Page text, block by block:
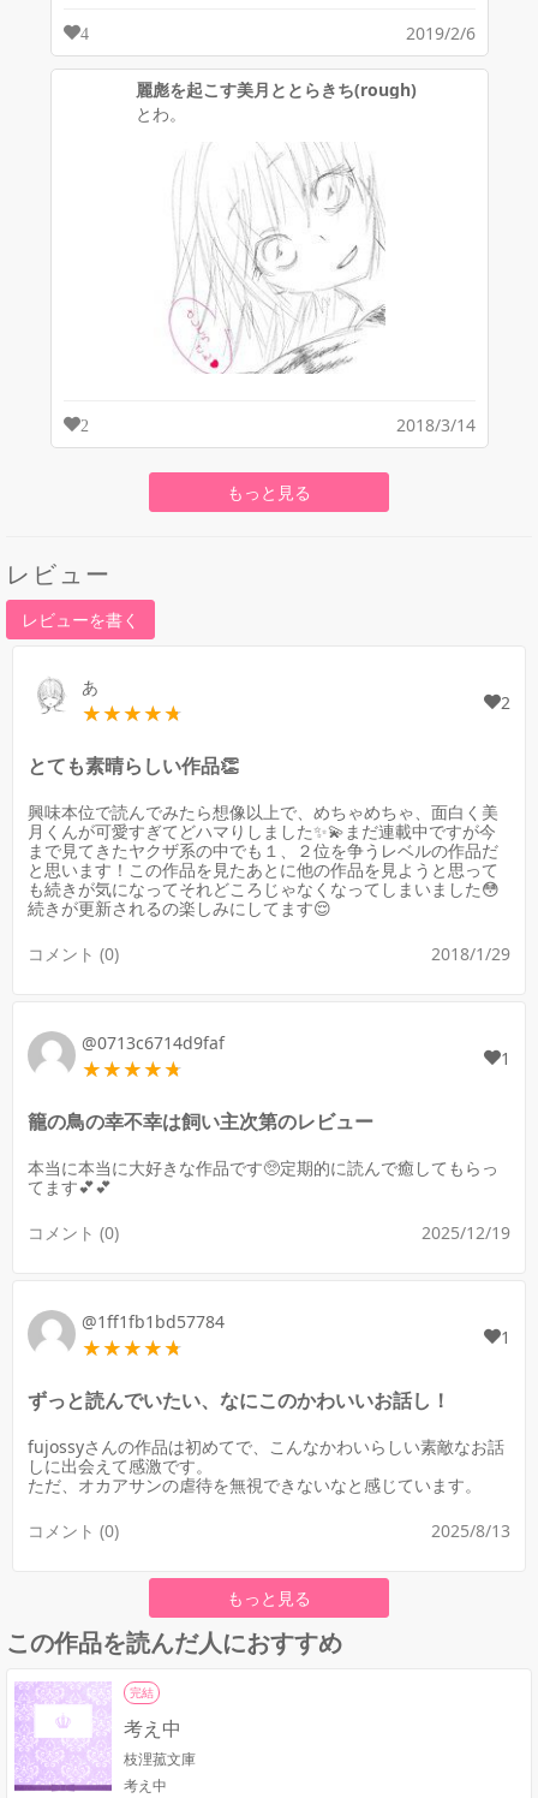
4 2019/2/6
麗彪を起こす美月ととらきち(rough)
とわ。
2 2018/3/14
もっと見る
レビュー
レビューを書く
あ
2
とても素晴らしい作品👏
興味本位で読んでみたら想像以上で、めちゃめちゃ、面白く美
月くんが可愛すぎてどハマりしました✨💫まだ連載中ですが今
まで見てきたヤクザ系の中でも１、２位を争うレベルの作品だ
と思います！この作品を見たあとに他の作品を見ようと思って
も続きが気になってそれどころじゃなくなってしまいました😳
続きが更新されるの楽しみにしてます😌
コメント (0)
2018/1/29
@0713c6714d9faf
1
籠の鳥の幸不幸は飼い主次第のレビュー
本当に本当に大好きな作品です🥺定期的に読んで癒してもらっ
てます💕💕
コメント (0)
2025/12/19
@1ff1fb1bd57784
1
ずっと読んでいたい、なにこのかわいいお話し！
fujossyさんの作品は初めてで、こんなかわいらしい素敵なお話
しに出会えて感激です。
ただ、オカアサンの虐待を無視できないなと感じています。
コメント (0)
2025/8/13
もっと見る
この作品を読んだ人におすすめ
完結
考え中
枝浬菰文庫
考え中